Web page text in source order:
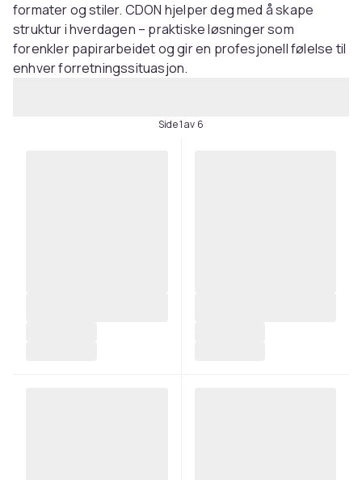
formater og stiler. CDON hjelper deg med å skape
struktur i hverdagen – praktiske løsninger som
forenkler papirarbeidet og gir en profesjonell følelse til
enhver forretningssituasjon.
Side 1 av 6